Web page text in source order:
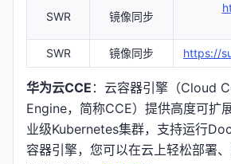
SWR 镜像同步
SWR 镜像同步 https://
华为云CCE ：云容器引擎（Cloud
Engine，简称CCE）提供高度可扩
业级Kubernetes集群，支持运行
容器引擎，您可以在云上轻松部署